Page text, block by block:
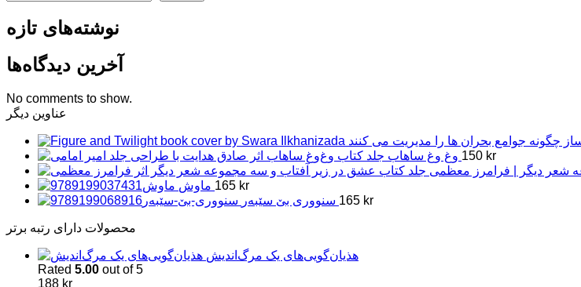
نوشته‌های تازه
آخرین دیدگاه‌ها
No comments to show.
عناوین دیگر
ﭼﮕﻮﻧﻪ ﺟﻮاﻣﻊ ﺑﺤﺮان ﻫﺎ را ﻣﺪﯾﺮﯾﺖ ﻣﯽ ﮐﻨﻨﺪ
وغ وغ ساهاب 150 kr
شعر دیگر | فرامرز معظمی
ماوش 165 kr
سنووری بێ سێبەر 165 kr
محصولات دارای رتبه برتر
هذیان‌گویی‌های یک مرگ‌اندیش
Rated 5.00 out of 5
188 kr